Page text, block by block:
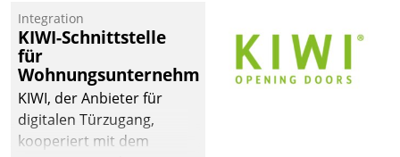
Die monatlichen
Mitteilungen zum
Heizungs- und
Wasserverbrauch gehen
automatisiert, vollständig
und auf Wunsch über
mehrere zuvor
Integration
KIWI-Schnittstelle
für
Wohnungsunternehmen
KIWI, der Anbieter für
digitalen Türzugang,
kooperiert mit dem